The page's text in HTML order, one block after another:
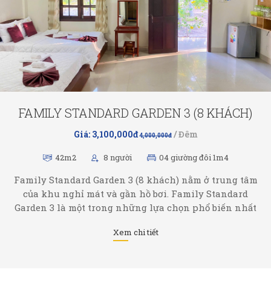
FAMILY STANDARD GARDEN 3 (8 KHÁCH)
Giá: 3,100,000đ4,000,000đ/ Đêm
42m2 8 người 04 giường đôi 1m4
Family Standard Garden 3 (8 khách) nằm ở trung tâm
của khu nghỉ mát và gần hồ bơi. Family Standard
Garden 3 là một trong những lựa chọn phổ biến nhất
tinh xảo và trang bị tất cả các ...
Xem chi tiết